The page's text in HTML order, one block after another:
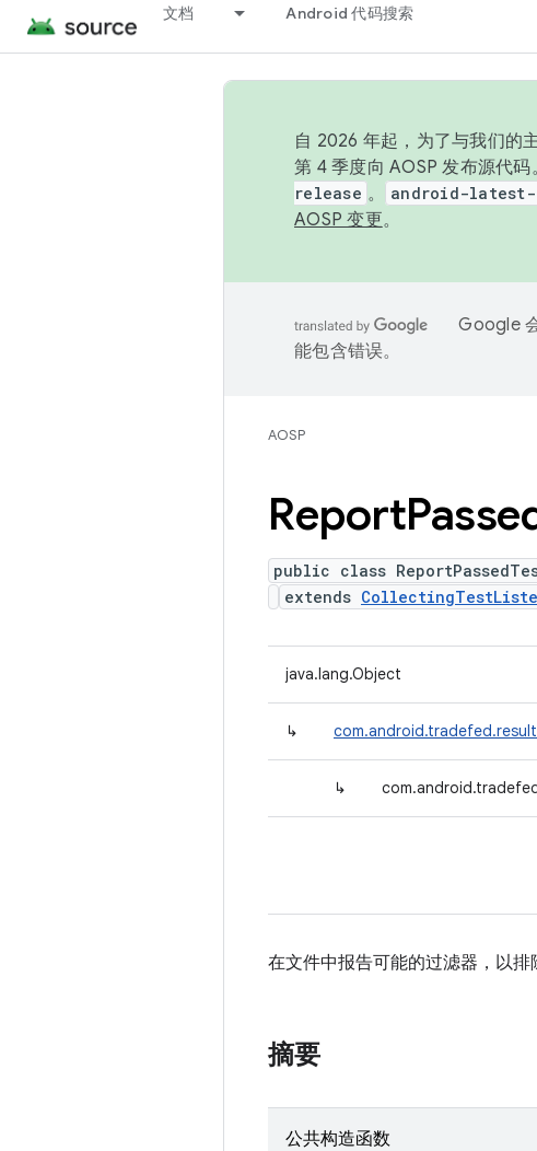
文档 Android 代码搜索
自 2026 年起，为了与我们的
第 4 季度向 AOSP 发布源代
release 。 android-latest-
AOSP 变更。
Google
能包含错误。
AOSP
Report
public class
extends
java.lang.Object
↳
↳
在文件中报告可能的过滤器，以排
摘要
公共构造函数